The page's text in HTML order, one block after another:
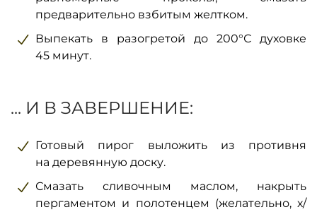
предварительно взбитым желтком.
Выпекать в разогретой до 200°С духовке
45 минут.
... И В ЗАВЕРШЕНИЕ:
Готовый пирог выложить из противня
на деревянную доску.
Смазать сливочным маслом, накрыть
пергаментом и полотенцем (желательно, х/